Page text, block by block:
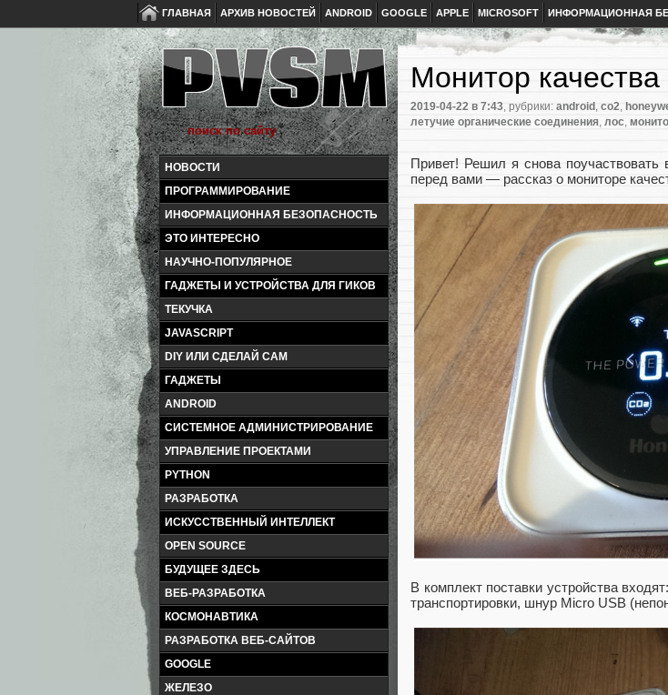
ГЛАВНАЯ АРХИВ НОВОСТЕЙ ANDROID GOOGLE APPLE MICROSOFT ИНФОРМАЦИОННАЯ
НОВОСТИ
ПРОГРАММИРОВАНИЕ
ИНФОРМАЦИОННАЯ БЕЗОПАСНОСТЬ
ЭТО ИНТЕРЕСНО
НАУЧНО-ПОПУЛЯРНОЕ
ГАДЖЕТЫ И УСТРОЙСТВА ДЛЯ ГИКОВ
ТЕКУЧКА
JAVASCRIPT
DIY ИЛИ СДЕЛАЙ САМ
ГАДЖЕТЫ
ANDROID
СИСТЕМНОЕ АДМИНИСТРИРОВАНИЕ
УПРАВЛЕНИЕ ПРОЕКТАМИ
PYTHON
РАЗРАБОТКА
ИСКУССТВЕННЫЙ ИНТЕЛЛЕКТ
OPEN SOURCE
БУДУЩЕЕ ЗДЕСЬ
ВЕБ-РАЗРАБОТКА
КОСМОНАВТИКА
РАЗРАБОТКА ВЕБ-САЙТОВ
GOOGLE
ЖЕЛЕЗО
Монитор
2019-04-22 в 7:43, рубрики: android , co2,
летучие органические соединения, лос,
Привет! Решил я снова поучаствовать
перед вами — рассказ о мониторе
В комплект поставки устройства
транспортировки, шнур Micro USB